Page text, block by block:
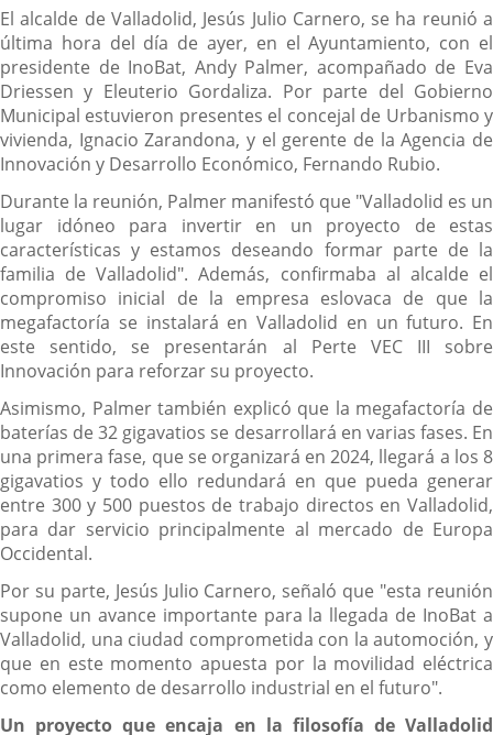
Descripción
El alcalde de Valladolid, Jesús Julio Carnero, se ha reunió a
última hora del día de ayer, en el Ayuntamiento, con el
presidente de InoBat, Andy Palmer, acompañado de Eva
Driessen y Eleuterio Gordaliza. Por parte del Gobierno
Municipal estuvieron presentes el concejal de Urbanismo y
vivienda, Ignacio Zarandona, y el gerente de la Agencia de
Innovación y Desarrollo Económico, Fernando Rubio.
Durante la reunión, Palmer manifestó que "Valladolid es un
lugar idóneo para invertir en un proyecto de estas
características y estamos deseando formar parte de la
familia de Valladolid". Además, confirmaba al alcalde el
compromiso inicial de la empresa eslovaca de que la
megafactoría se instalará en Valladolid en un futuro. En
este sentido, se presentarán al Perte VEC III sobre
Innovación para reforzar su proyecto.
Asimismo, Palmer también explicó que la megafactoría de
baterías de 32 gigavatios se desarrollará en varias fases. En
una primera fase, que se organizará en 2024, llegará a los 8
gigavatios y todo ello redundará en que pueda generar
entre 300 y 500 puestos de trabajo directos en Valladolid,
para dar servicio principalmente al mercado de Europa
Occidental.
Por su parte, Jesús Julio Carnero, señaló que "esta reunión
supone un avance importante para la llegada de InoBat a
Valladolid, una ciudad comprometida con la automoción, y
que en este momento apuesta por la movilidad eléctrica
como elemento de desarrollo industrial en el futuro".
Un proyecto que encaja en la filosofía de Valladolid